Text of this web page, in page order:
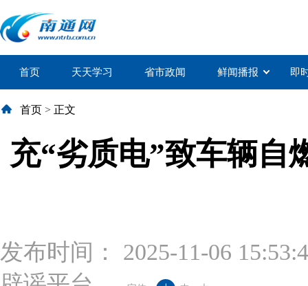
首页 天天学习 省市政闻 鲜闻播报 即
首页 > 正文
充“劣质电”致车辆
发布时间： 2025-11-06